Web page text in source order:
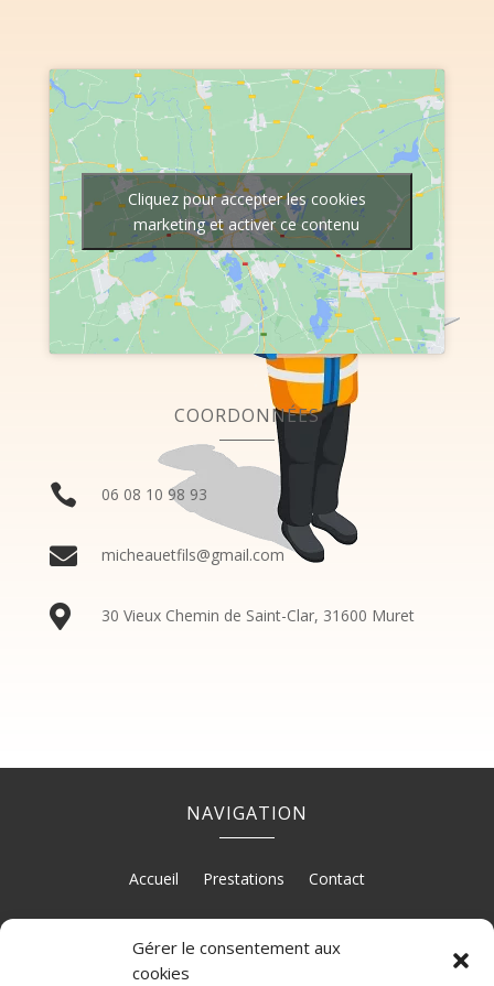
Gérer le consentement aux
cookies
Cliquez pour accepter les cookies
marketing et activer ce contenu
COORDONNÉES
 06 08 10 98 93
 micheauetfils@gmail.com
 30 Vieux Chemin de Saint-Clar, 31600 Muret
NAVIGATION
Accueil Prestations Contact
RÉALISATION